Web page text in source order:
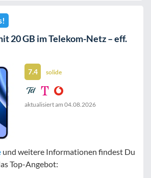
20 GB im Telekom-Netz – eff.
7.4 solide
aktualisiert am 04.08.2026
und weitere Informationen findest Du
Top-Angebot: